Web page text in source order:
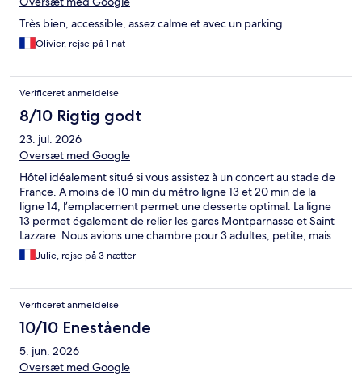
Très bien, accessible, assez calme et avec un parking.
Olivier, rejse på 1 nat
Verificeret anmeldelse
8/10 Rigtig godt
23. jul. 2026
Oversæt med Google
Hôtel idéalement situé si vous assistez à un concert au stade de
France. A moins de 10 min du métro ligne 13 et 20 min de la
ligne 14, l’emplacement permet une desserte optimal. La ligne
13 permet également de relier les gares Montparnasse et Saint
Lazzare. Nous avions une chambre pour 3 adultes, petite, mais
optimisée. Le personnel a été très agréable, le ménage et le
changement des linges de bain y est fait tous les jours.
Julie, rejse på 3 nætter
Verificeret anmeldelse
10/10 Enestående
5. jun. 2026
Oversæt med Google